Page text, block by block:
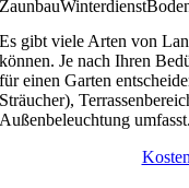
ZaunbauWinterdienst
Es gibt viele Arten von
können. Je nach Ihren
für einen Garten
Sträucher),
Außenbeleuchtung umfasst.